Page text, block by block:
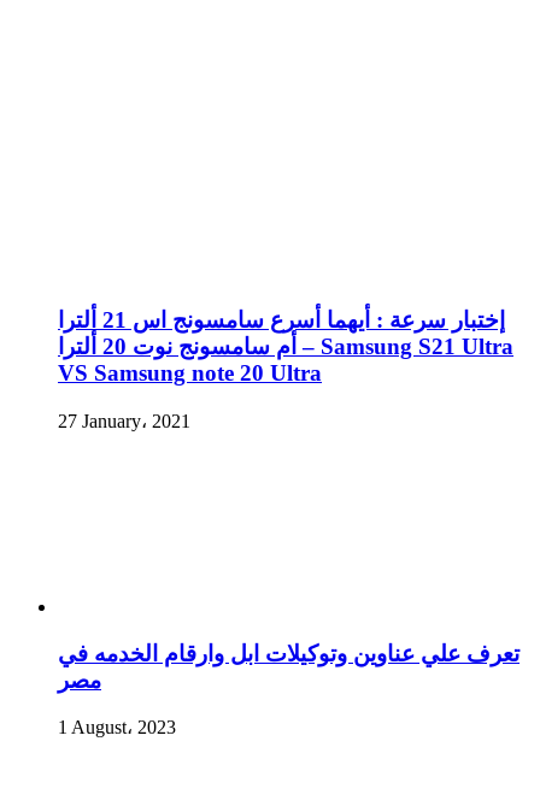
إختبار سرعة : أيهما أسرع سامسونج اس 21 ألترا
أم سامسونج نوت 20 ألترا – Samsung S21 Ultra
VS Samsung note 20 Ultra
27 January، 2021
تعرف علي عناوين وتوكيلات ابل وارقام الخدمه في
مصر
1 August، 2023